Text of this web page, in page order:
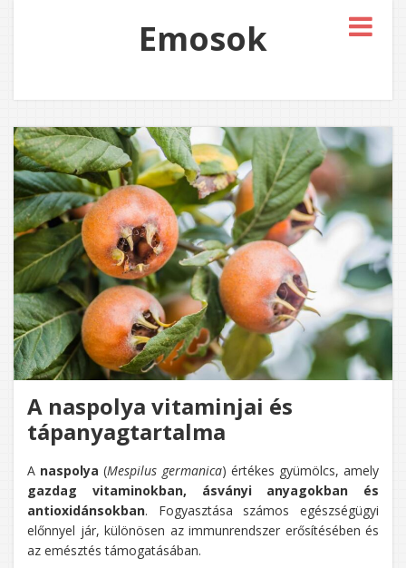
Emosok
A naspolya vitaminjai és
tápanyagtartalma
A naspolya (Mespilus germanica) értékes gyümölcs, amely
gazdag vitaminokban, ásványi anyagokban és
antioxidánsokban. Fogyasztása számos egészségügyi
előnnyel jár, különösen az immunrendszer erősítésében és
az emésztés támogatásában.